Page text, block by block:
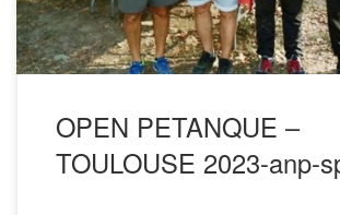
OPEN PETANQUE –
TOULOUSE 2023-anp-